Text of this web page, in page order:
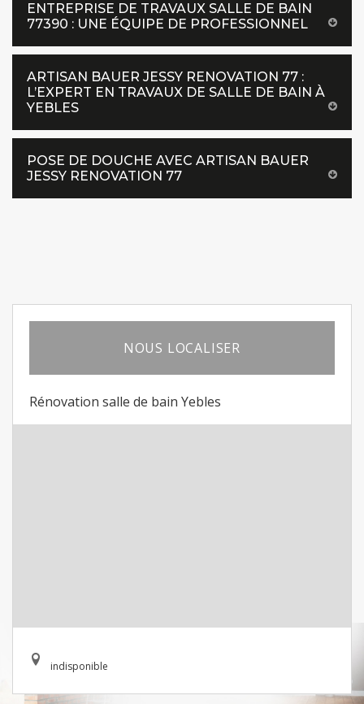
ENTREPRISE DE TRAVAUX SALLE DE BAIN
77390 : UNE ÉQUIPE DE PROFESSIONNEL
ARTISAN BAUER JESSY RENOVATION 77 :
L’EXPERT EN TRAVAUX DE SALLE DE BAIN À
YEBLES
POSE DE DOUCHE AVEC ARTISAN BAUER
JESSY RENOVATION 77
NOUS LOCALISER
Rénovation salle de bain Yebles
indisponible